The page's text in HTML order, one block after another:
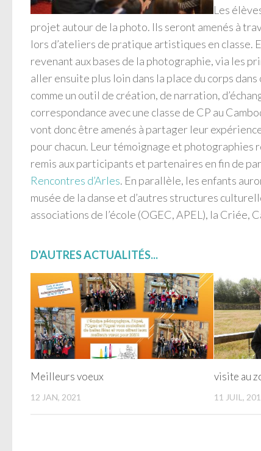
Les
projet autour de la photo. Ils seront amenés à
lors d’ateliers de pratique artistiques en classe.
revenant aux bases de la photographie, via les
aller ensuite plus loin dans la place du corps
comme un outil de création, de narration,
correspondance avec une classe de CP au
vont donc être amenés à partager leur
pour chacun. Leur témoignage et photographies
remis aux participants et partenaires en fin de
Rencontres d’Arles. En parallèle, les enfants
musée de la danse et d’autres structures
associations de l’école (OGEC, APEL), la Criée,
D'AUTRES ACTUALITÉS...
Meilleurs voeux
12 JAN, 2021
visite au
11 JUIL,